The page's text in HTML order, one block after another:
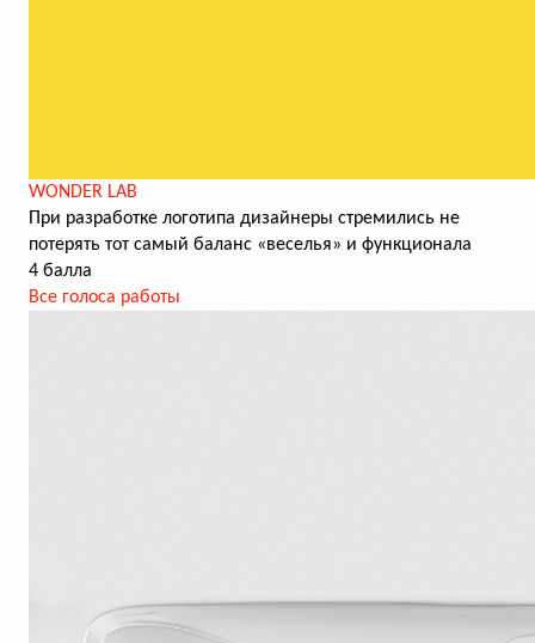
WONDER LAB
При разработке логотипа дизайнеры стремились не
потерять тот самый баланс «веселья» и функционала
4 балла
Все голоса работы